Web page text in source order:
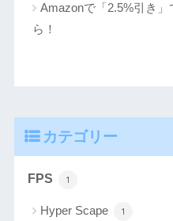
Amazonで「2.5%引き
ら！
カテゴリー
FPS 1
Hyper Scape 1